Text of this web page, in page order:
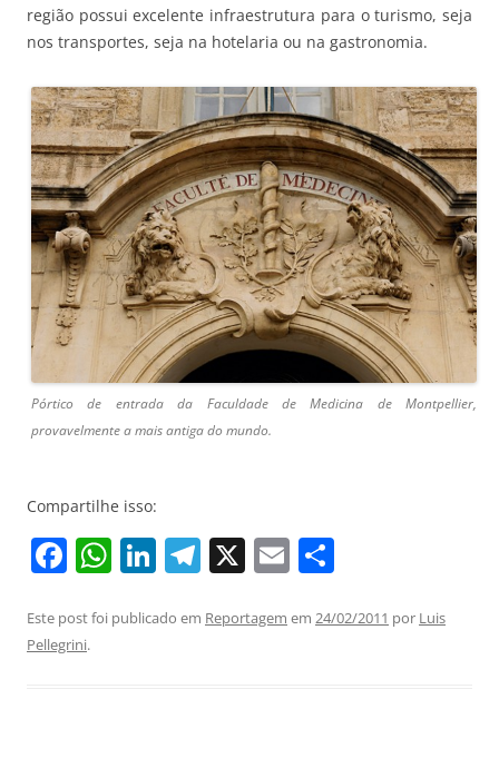
região possui excelente infraestrutura para o turismo, seja
nos transportes, seja na hotelaria ou na gastronomia.
Pórtico de entrada da Faculdade de Medicina de Montpellier,
provavelmente a mais antiga do mundo.
Compartilhe isso:
F
c
e
W
at
Li
k
T
e
X E
ai ar
Este post foi publicado em Reportagem em 24/02/2011 por Luis
Pellegrini.